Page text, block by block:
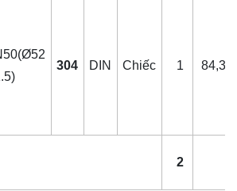
304 DIN Chiếc 1
2